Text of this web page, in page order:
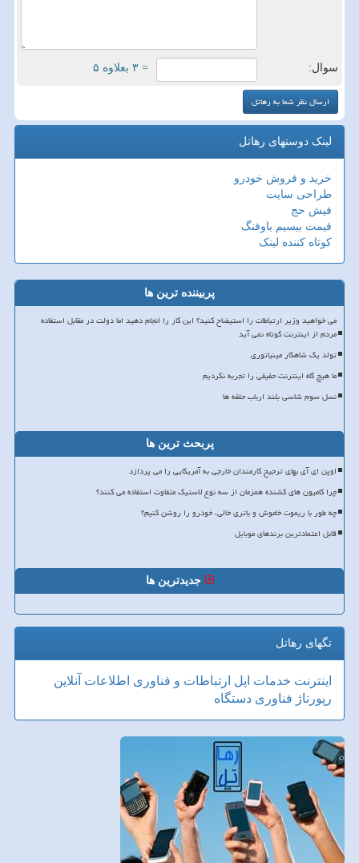
سوال: = ۳ بعلاوه ۵
لینک دوستهای رهاتل
خرید و فروش خودرو
طراحی سایت
فیش حج
قیمت بیسیم باوفنگ
کوتاه کننده لینک
پربیننده ترین ها
می خواهید وزیر ارتباطات را استیضاح کنید؟ این کار را انجام دهید اما دولت در مقابل استفاده
مردم از اینترنت کوتاه نمی آید
تولد یک شاهکار مینیاتوری
ما هیچ گاه اینترنت حقیقی را تجربه نکردیم
نسل سوم شاسی بلند ارباب حلقه ها
پربحث ترین ها
اوپن ای آی بهای ترجیح کارمندان خارجی به آمریکایی را می پردازد
چرا کامیون های کشنده همزمان از سه نوع لاستیک متفاوت استفاده می کنند؟
چه طور با ریموت خاموش و باتری خالی، خودرو را روشن کنیم؟
قابل اعتمادترین برندهای موبایل
جدیدترین ها
تگهای رهاتل
اینترنت خدمات اپل ارتباطات و فناوری اطلاعات آنلاین
رپورتاژ فناوری دستگاه